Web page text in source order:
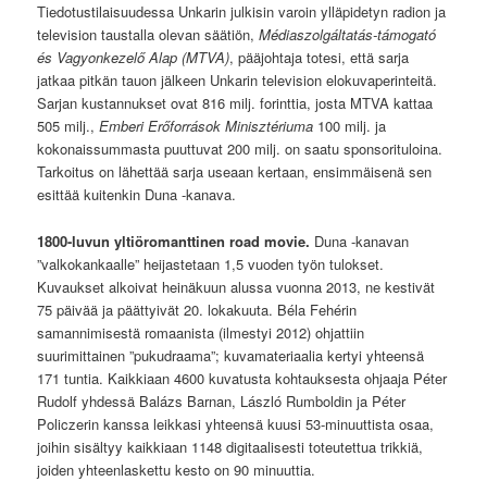
Tiedotustilaisuudessa Unkarin julkisin varoin ylläpidetyn radion ja
television taustalla olevan säätiön,Médiaszolgáltatás-támogató
és Vagyonkezelő Alap (MTVA), pääjohtaja totesi, että sarja
jatkaa pitkän tauon jälkeen Unkarin television elokuvaperinteitä.
Sarjan kustannukset ovat 816 milj. forinttia, josta MTVA kattaa
505 milj.,Emberi Erőforrások Minisztériuma 100 milj. ja
kokonaissummasta puuttuvat 200 milj. on saatu sponsorituloina.
Tarkoitus on lähettää sarja useaan kertaan, ensimmäisenä sen
esittää kuitenkin Duna -kanava.
1800-luvun yltiöromanttinen road movie. Duna -kanavan
”valkokankaalle” heijastetaan 1,5 vuoden työn tulokset.
Kuvaukset alkoivat heinäkuun alussa vuonna 2013, ne kestivät
75 päivää ja päättyivät 20. lokakuuta. Béla Fehérin
samannimisestä romaanista (ilmestyi 2012) ohjattiin
suurimittainen ”pukudraama”; kuvamateriaalia kertyi yhteensä
171 tuntia. Kaikkiaan 4600 kuvatusta kohtauksesta ohjaaja Péter
Rudolf yhdessä Balázs Barnan, László Rumboldin ja Péter
Policzerin kanssa leikkasi yhteensä kuusi 53-minuuttista osaa,
joihin sisältyy kaikkiaan 1148 digitaalisesti toteutettua trikkiä,
joiden yhteenlaskettu kesto on 90 minuuttia.